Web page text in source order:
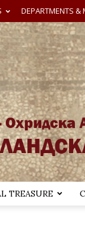
DEPARTMENTS &
TREASURE